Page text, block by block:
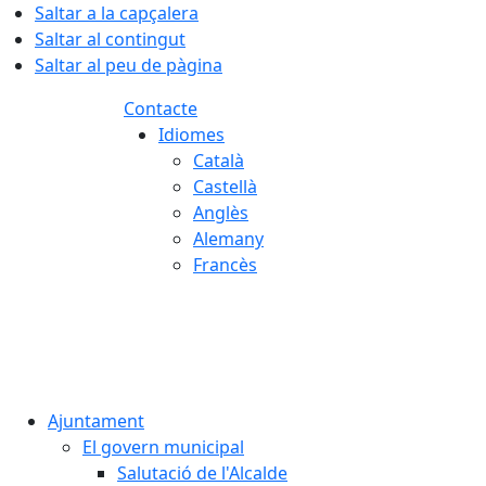
Saltar a la capçalera
Saltar al contingut
Saltar al peu de pàgina
Contacte
Idiomes
Català
Castellà
Anglès
Alemany
Francès
Ajuntament
El govern municipal
Salutació de l'Alcalde